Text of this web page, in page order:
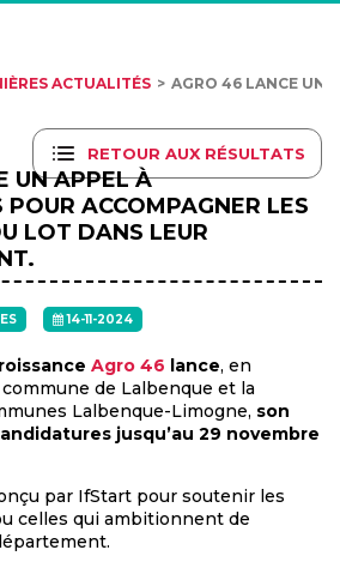
ACTUALITÉS AGRO 46 LANCE UN
RETOUR AUX RÉSULTATS
UN APPEL À
ACCOMPAGNER LES
LOT DANS LEUR
14-11-2024
Agro 46 lance, en
de Lalbenque et la
Lalbenque-Limogne, son
jusqu’au 29 novembre
par IfStart pour soutenir les
celles qui ambitionnent de